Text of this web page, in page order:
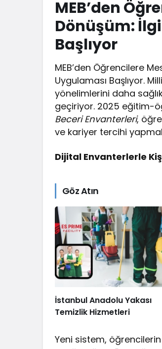
MEB’den
Dönüşüm:
Başlıyor
MEB’den Öğrencilere
Uygulaması Başlıyor.
yönelimlerini daha
geçiriyor. 2025 eğitim-
Beceri Envanterleri,
ve kariyer tercihi
Dijital Envanterlerle
Göz Atın
İstanbul Anadolu Yakası
Temizlik Hizmetleri
Yeni sistem,